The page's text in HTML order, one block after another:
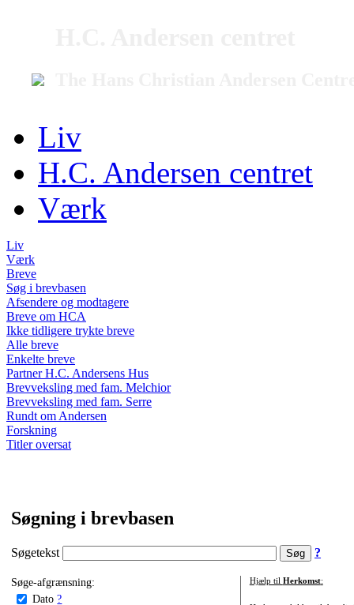
Liv
H.C. Andersen centret
Værk
Liv
Værk
Breve
Søg i brevbasen
Afsendere og modtagere
Breve om HCA
Ikke tidligere trykte breve
Alle breve
Enkelte breve
Partner H.C. Andersens Hus
Brevveksling med fam. Melchior
Brevveksling med fam. Serre
Rundt om Andersen
Forskning
Titler oversat
Søgning i brevbasen
Søgetekst ?
Søge-afgrænsning:
Dato ?
Hjælp til Herkomst: